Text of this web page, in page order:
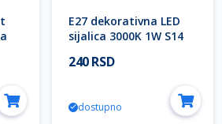
E27 dekorativna LED
sijalica 3000K 1W S14
svetleći niz MG-10/....)
240 RSD
dostupno